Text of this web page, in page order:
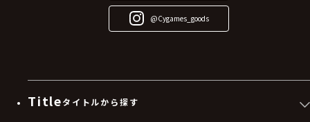
@Cygames_goods
Titleタイトルから探す